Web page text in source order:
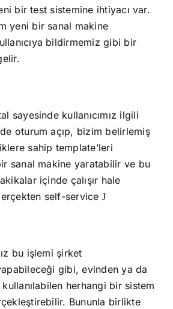
bir test sistemine ihtiyacı var.
yeni bir sanal makine
bildirmemiz gibi bir
sayesinde kullanıcımız ilgili
oturum açıp, bizim belirlemiş
sahip template’leri
sanal makine yaratabilir ve bu
içinde çalışır hale
self-service J
bu işlemi şirket
gibi, evinden ya da
herhangi bir sistem
Bununla birlikte